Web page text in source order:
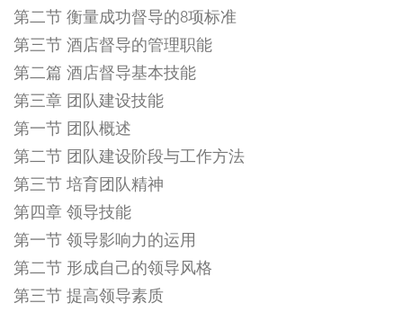
第二节 衡量成功督导的8项标准
第三节 酒店督导的管理职能
第二篇 酒店督导基本技能
第三章 团队建设技能
第一节 团队概述
第二节 团队建设阶段与工作方法
第三节 培育团队精神
第四章 领导技能
第一节 领导影响力的运用
第二节 形成自己的领导风格
第三节 提高领导素质